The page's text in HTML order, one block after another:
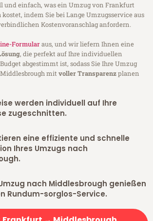
und einfach, was ein Umzug von Frankfurt
indem Sie bei Lange Umzugsservice aus
Kostenvoranschlag anfordern.
Formularaus, und wir liefern Ihnen eine
, die perfekt auf Ihre individuellen
abgestimmt ist, sodass Sie Ihre Umzug
mitvoller Transparenzplanen
werden individuell auf Ihre
zugeschnitten.
eine effiziente und schnelle
Ihres Umzugs nach
nach Middlesbrough genießen
Rundum-sorglos-Service.